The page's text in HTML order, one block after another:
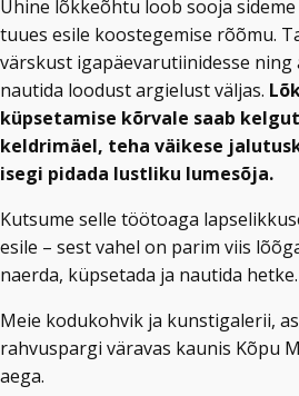
Ühine lõkkeõhtu loob sooja
tuues esile koostegemise rõõmu.
värskust igapäevarutiinidesse ning
nautida loodust argielust väljas.
küpsetamise kõrvale saab
keldrimäel, teha väikese
isegi pidada lustliku lumesõja.
Kutsume selle töötoaga
esile – sest vahel on parim viis
naerda, küpsetada ja nautida hetke.
Meie kodukohvik ja kunstigalerii,
rahvuspargi väravas kaunis Kõpu
aega.